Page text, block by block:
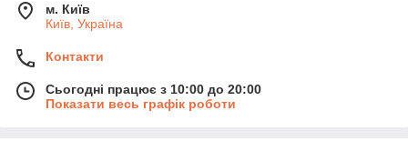
м. Київ
Київ, Україна
Контакти
Сьогодні працює з 10:00 до 20:00
Показати весь графік роботи